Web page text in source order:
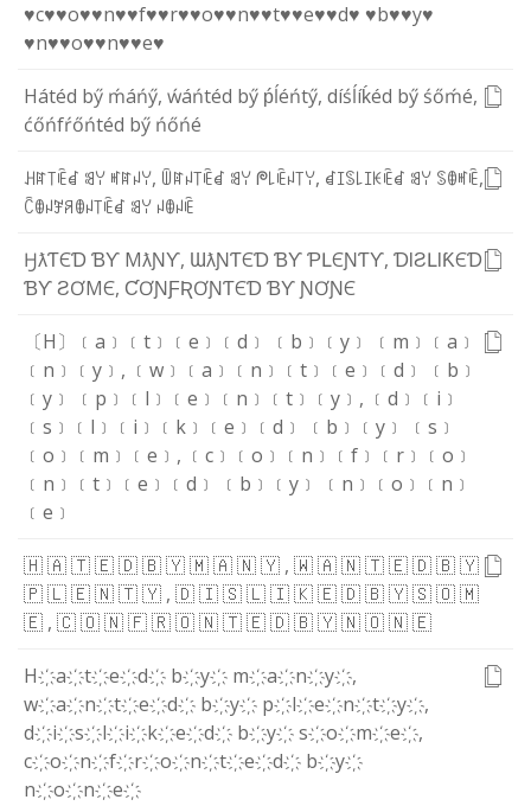
♥c♥♥o♥♥n♥♥f♥♥r♥♥o♥♥n♥♥t♥♥e♥♥d♥ ♥b♥♥y♥
♥n♥♥o♥♥n♥♥e♥
Hátéd bӳ ḿáńӳ, ẃáńtéd bӳ ṕĺéńtӳ, díśĺíḱéd bӳ śőḿé,
ćőńfŕőńtéd bӳ ńőńé
ꃅꍏ꓄ꍟꀸ ꌃꌩ ꎭꍏꈤꌩ, ꅏꍏꈤ꓄ꍟꀸ ꌃꌩᖘ꒒ꍟꈤ꓄ꌩ, ꀸꀤꌗ꒒ꀤꀘꍟꀸ ꌃꌩ ꌗꂦꎭꍟ,
ꉓꂦꈤꎇꋪꂦꈤ꓄ꍟꀸ ꌃꌩ ꈤꂦꈤꍟ
ӇƛƬЄƊƁƳ MƛƝƳ, ƜƛƝƬЄƊƁƳƤԼЄƝƬƳ, ƊƖƧԼƖƘЄƊ
ƁƳƧƠMЄ, ƇƠƝƑƦƠƝƬЄƊƁƳ ƝƠƝЄ
〔H〕 ﹝a﹞ ﹝t﹞ ﹝e﹞ ﹝d﹞ ﹝b﹞ ﹝y﹞ ﹝m﹞ ﹝a﹞
﹝n﹞ ﹝y﹞ , ﹝w﹞ ﹝a﹞ ﹝n﹞ ﹝t﹞ ﹝e﹞ ﹝d﹞
﹝b﹞
﹝y﹞
﹝p﹞ ﹝l﹞ ﹝e﹞ ﹝n﹞ ﹝t﹞ ﹝y﹞ , ﹝d﹞ ﹝i﹞
﹝s﹞ ﹝l﹞ ﹝i﹞ ﹝k﹞ ﹝e﹞ ﹝d﹞ ﹝b﹞ ﹝y﹞
﹝s﹞
﹝o﹞ ﹝m﹞ ﹝e﹞ , ﹝c﹞ ﹝o﹞ ﹝n﹞ ﹝f﹞ ﹝r﹞ ﹝o﹞
﹝n﹞ ﹝t﹞ ﹝e﹞ ﹝d﹞ ﹝b﹞ ﹝y﹞ ﹝n﹞ ﹝o﹞ ﹝n﹞
﹝e﹞
🇭🇦🇹🇪🇩🇧🇾🇲🇦🇳🇾 , 🇼🇦🇳🇹🇪🇩🇧🇾
🇵🇱🇪🇳🇹🇾 , 🇩🇮🇸🇱🇮🇰🇪🇩🇧🇾🇸🇴🇲
🇪 , 🇨🇴🇳🇫🇷🇴🇳🇹🇪🇩🇧🇾🇳🇴🇳🇪
H҉a҉t҉e҉d҉ b҉y҉ m҉a҉n҉y҉,
w҉a҉n҉t҉e҉d҉ b҉y҉ p҉l҉e҉n҉t҉y҉,
d҉i҉s҉l҉i҉k҉e҉d҉ b҉y҉s҉o҉m҉e҉,
c҉o҉n҉f҉r҉o҉n҉t҉e҉d҉ b҉y҉
n҉o҉n҉e҉